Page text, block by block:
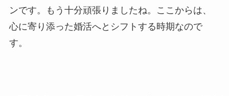
ンです。もう十分頑張りましたね。ここからは、
心に寄り添った婚活へとシフトする時期なので
す。